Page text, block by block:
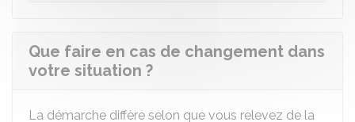
Que faire en cas de changement dans
votre situation ?
La démarche diffère selon que vous relevez de la